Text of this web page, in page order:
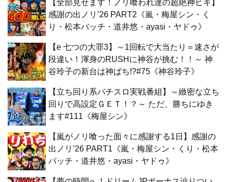
【全部見せます！ノリ喰われ達の超絶神ヒキ】
感謝の出ノリ’26 PART2《嵐・梅屋シン・く
り・松本バッチ・道井悠・ayasi・ヤドゥ》
【e 七つの大罪3】～1回転で大当たり＝速さが
段違い！渾身のRUSHに神谷が挑む！！～ 神
谷玲子の新台は神ぱち!?#75《神谷玲子》
【立ち回り系パチスロ実戦番組】～緻密な立ち
回りで高設定ＧＥＴ！？～ ただ、勝ちにゆき
ます#111《梅屋シン》
【嵐がノリ喰った面々に感謝する1日】感謝の
出ノリ’26 PART1《嵐・梅屋シン・くり・松本
バッチ・道井悠・ayasi・ヤドゥ》